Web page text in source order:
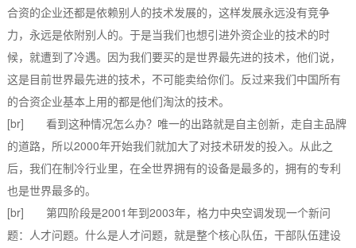
合资的企业还都是依赖别人的技术发展的，这样发展永远没有竞争
力，永远是依附别人的。于是当我们也想引进外资企业的技术的时
候，就遭到了冷遇。因为我们要买的是世界最先进的技术，他们说，
这是目前世界最先进的技术，不可能卖给你们。反过来我们中国所有
的合资企业基本上用的都是他们淘汰的技术。
[br] 看到这种情况怎么办？唯一的出路就是自主创新，走自主品牌
的道路，所以2000年开始我们就加大了对技术研发的投入。从此之
后，我们在制冷行业里，在全世界拥有的设备是最多的，拥有的专利
也是世界最多的。
[br] 第四阶段是2001年到2003年，格力中央空调发现一个新问
题：人才问题。什么是人才问题，就是整个核心队伍，干部队伍建设